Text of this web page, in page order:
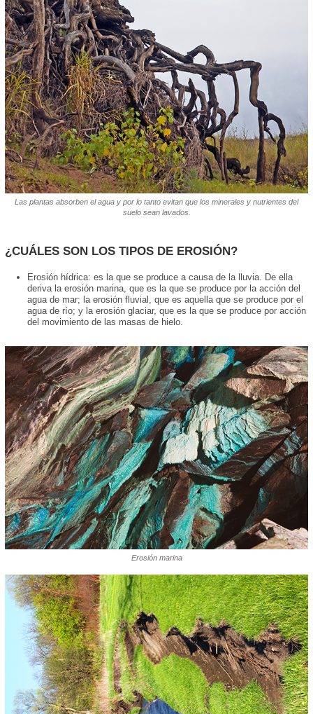
Las plantas absorben el agua y por lo tanto evitan que los minerales y nutrientes del
suelo sean lavados.
¿CUÁLES SON LOS TIPOS DE EROSIÓN?
Erosión hídrica: es la que se produce a causa de la lluvia. De ella
deriva la erosión marina, que es la que se produce por la acción del
agua de mar; la erosión fluvial, que es aquella que se produce por el
agua de río; y la erosión glaciar, que es la que se produce por acción
del movimiento de las masas de hielo.
Erosión marina